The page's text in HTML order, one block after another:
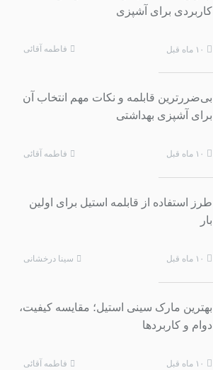
کاربردی برای آشپزی
۱۰ ماه قبل فاطمه آقائی
بی‌ضررترین قابلمه و نکات مهم انتخاب آن
برای آشپزی بهداشتی
۱۰ ماه قبل فاطمه آقائی
طرز استفاده از قابلمه استیل برای اولین
بار
۱۰ ماه قبل سینا درخشانی
بهترین مارک سینی استیل؛ مقایسه کیفیت،
دوام و کاربردها
۱۰ ماه قبل فاطمه آقائی